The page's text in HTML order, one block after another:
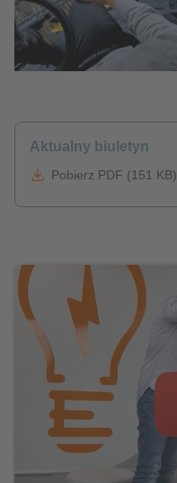
Aktualny biuletyn
Pobierz PDF (151 KB)